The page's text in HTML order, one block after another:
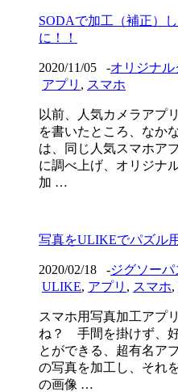
SODAで加工（補正）
に！！
2020/11/05 -オリジナル
アプリ , スマホ
以前、人気カメラアプ
を書いたところ、なか
は、同じ人気スマホア
に調べ上げ、オリジナ
加 …
写真をULIKEでパズル
2020/02/18 -ジグソーパ
ULIKE, アプリ , スマホ,
スマホ用写真加工アプ
ね？ 手間を掛けず、
とができる、超有名ア
の写真を加工し、それ
の画像 …